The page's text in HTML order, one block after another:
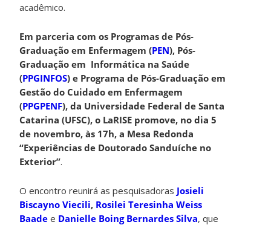
acadêmico.
Em parceria com os Programas de Pós-
Graduação em Enfermagem (PEN), Pós-
Graduação em Informática na Saúde
(PPGINFOS) e Programa de Pós-Graduação em
Gestão do Cuidado em Enfermagem
(PPGPENF), da Universidade Federal de Santa
Catarina (UFSC), o LaRISE promove, no dia 5
de novembro, às 17h, a Mesa Redonda
“Experiências de Doutorado Sanduíche no
Exterior”.
O encontro reunirá as pesquisadoras Josieli
Biscayno Viecili, Rosilei Teresinha Weiss
Baade e Danielle Boing Bernardes Silva, que